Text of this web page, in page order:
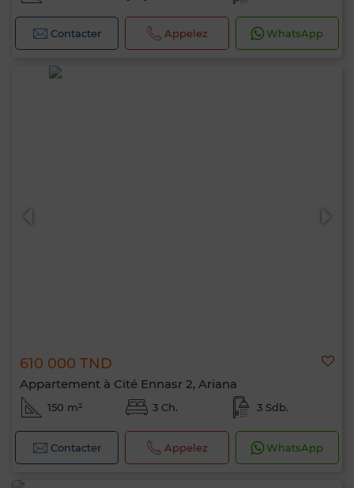
Contacter Appelez WhatsApp
610 000 TND
Appartement à Cité Ennasr 2, Ariana
150 m² 3 Ch. 3 Sdb.
Contacter Appelez WhatsApp